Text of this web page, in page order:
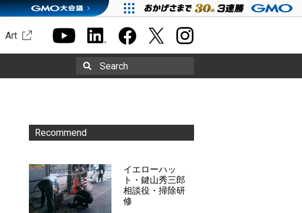
Art
Search
Recommend
イエローハッ
ト・鍵山秀三郎
相談役・掃除研
修